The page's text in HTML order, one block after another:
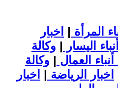
المرأة | اخبار
اليسار | وكالة
العمال | وكالة
اخبار الرياضة | اخبار